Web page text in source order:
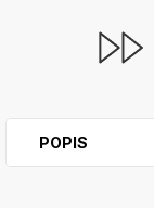
POPIS